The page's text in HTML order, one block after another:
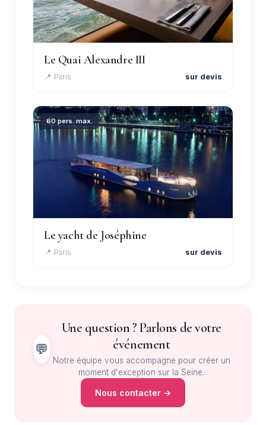
Le Quai Alexandre III
📍 Paris sur devis
60 pers. max.
Le yacht de Joséphine
📍 Paris sur devis
💬
Une question ? Parlons de votre
événement
Notre équipe vous accompagne pour créer un
moment d'exception sur la Seine.
Nous contacter →